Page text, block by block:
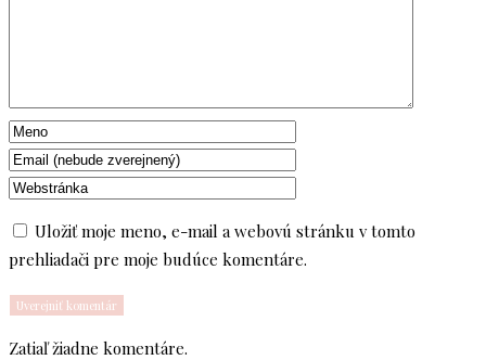
Uložiť moje meno, e-mail a webovú stránku v tomto
prehliadači pre moje budúce komentáre.
Zatiaľ žiadne komentáre.